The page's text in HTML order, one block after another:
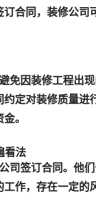
合同，装修公
免因装修工程出
定对装修质量
。
看法
司签订合同。他
作，存在一定